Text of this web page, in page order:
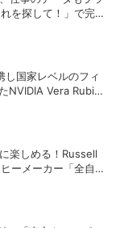
を探して！」で完
国家レベルのフィ
NVIDIA Vera Rubin
楽しめる！Russell
ーメーカー「全自